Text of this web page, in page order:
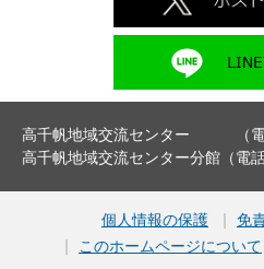
高千帆地域交流センター （電話
高千帆地域交流センター分館（電話
個人情報の保護 免
このホームページについて